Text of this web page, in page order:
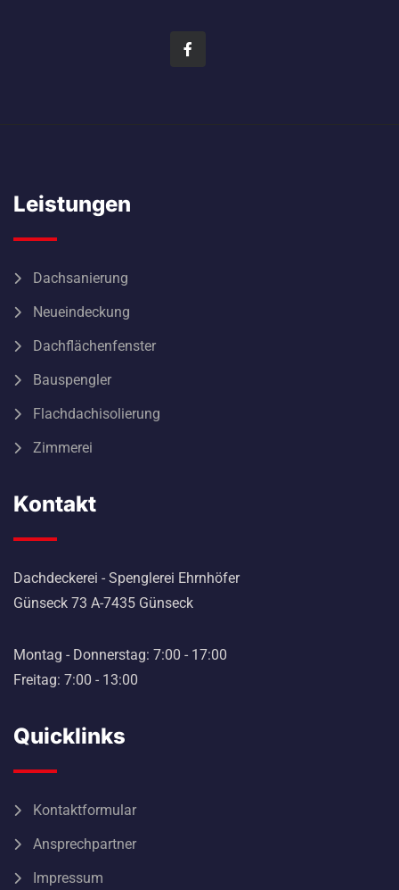
Leistungen
Dachsanierung
Neueindeckung
Dachflächenfenster
Bauspengler
Flachdachisolierung
Zimmerei
Kontakt
Dachdeckerei - Spenglerei Ehrnhöfer
Günseck 73 A-7435 Günseck
Montag - Donnerstag: 7:00 - 17:00
Freitag: 7:00 - 13:00
Quicklinks
Kontaktformular
Ansprechpartner
Impressum